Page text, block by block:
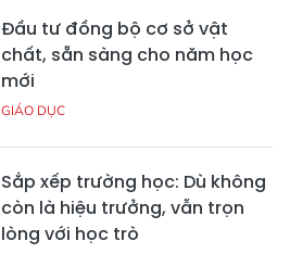
Đầu tư đồng bộ cơ sở vật
chất, sẵn sàng cho năm học
mới
GIÁO DỤC
Sắp xếp trường học: Dù không
còn là hiệu trưởng, vẫn trọn
lòng với học trò